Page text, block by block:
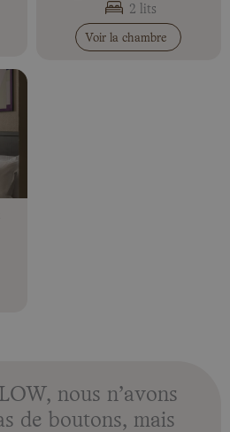
2 lits
Voir la chambre
nous n’avons
de boutons, mais